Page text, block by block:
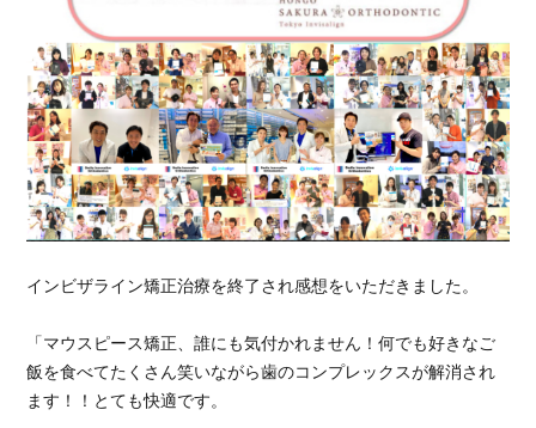
インビザライン矯正治療を終了され感想をいただきました。
「マウスピース矯正、誰にも気付かれません！何でも好きなご
飯を食べてたくさん笑いながら歯のコンプレックスが解消され
ます！！とても快適です。